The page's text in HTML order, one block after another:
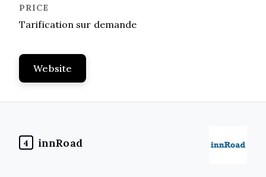
Tarification sur demande
Website
4 innRoad